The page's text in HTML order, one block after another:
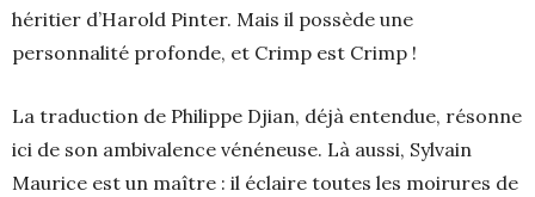
héritier d’Harold Pinter. Mais il possède une
personnalité profonde, et Crimp est Crimp !
La traduction de Philippe Djian, déjà entendue, résonne
ici de son ambivalence vénéneuse. Là aussi, Sylvain
Maurice est un maître : il éclaire toutes les moirures de